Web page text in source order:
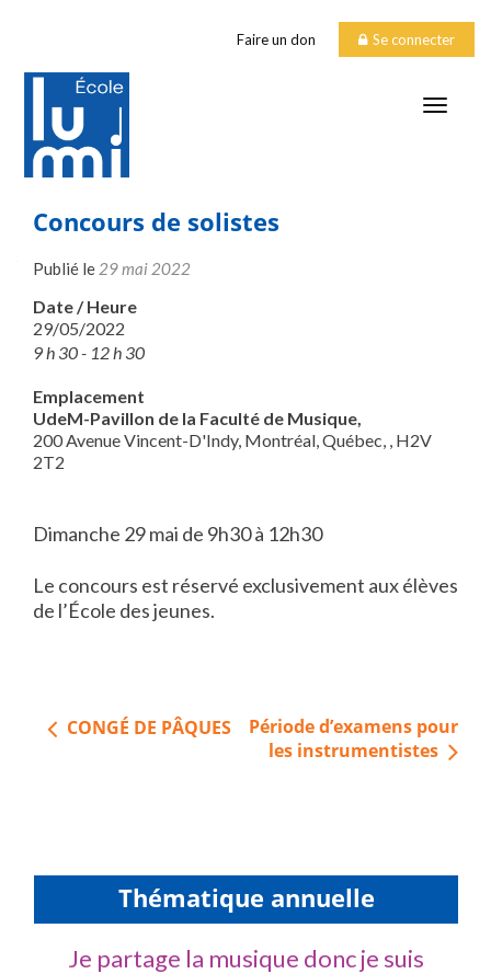
Faire un don Se connecter
Concours de solistes
Publié le 29 mai 2022
Date / Heure
29/05/2022
9 h 30 - 12 h 30
Emplacement
UdeM-Pavillon de la Faculté de Musique,
200 Avenue Vincent-D'Indy, Montréal, Québec, , H2V
2T2
Dimanche 29 mai de 9h30 à 12h30
Le concours est réservé exclusivement aux élèves
de l’École des jeunes.
Navigation
CONGÉ DE PÂQUES
Période d’examens pour
les instrumentistes
Thématique annuelle
Je partage la musique donc je suis